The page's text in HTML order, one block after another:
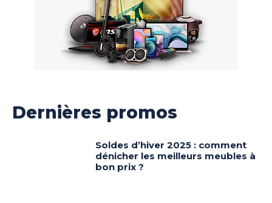
Dernières promos
Soldes d’hiver 2025 : comment
dénicher les meilleurs meubles à
bon prix ?